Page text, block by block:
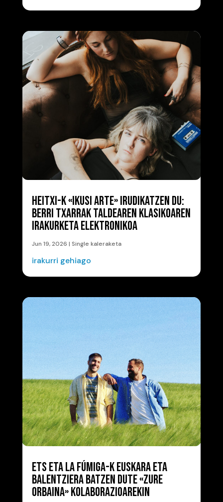
HEITXI-K «IKUSI ARTE» IRUDIKATZEN DU:
BERRI TXARRAK TALDEAREN KLASIKOAREN
IRAKURKETA ELEKTRONIKOA
Jun 19, 2026 | Single kaleraketa
irakurri gehiago
ETS ETA LA FÚMIGA-K EUSKARA ETA
BALENTZIERA BATZEN DUTE «ZURE
ORBAINA» KOLABORAZIOAREKIN